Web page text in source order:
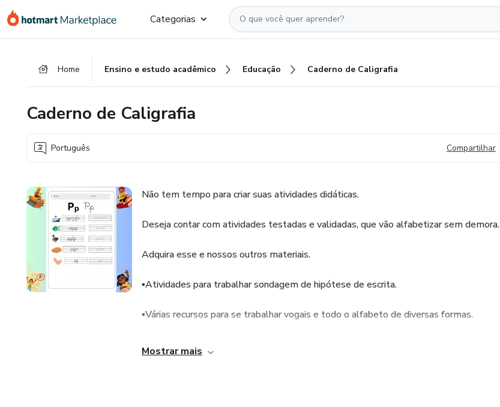
para
para
para
Categorias
Home Ensino e estudo acadêmico Educação Caderno de Caligrafia
Caderno de Caligrafia
Português Compartilhar
Não tem tempo para criar suas atividades didáticas.
Deseja contar com atividades testadas e validadas, que vão alfabetizar sem demora.
Adquira esse e nossos outros materiais.
▪️Atividades para trabalhar sondagem de hipótese de escrita.
▪️Várias recursos para se trabalhar vogais e todo o alfabeto de diversas formas.
▪️Atividades de consciência fonológica, para trabalhar consciência fonêmica, silábica, de
Mostrar mais